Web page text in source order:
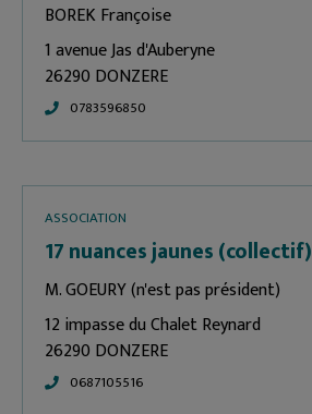
BOREK Françoise
1 avenue Jas d'Auberyne
26290 DONZERE
0783596850
ASSOCIATION
17 nuances jaunes (collectif)
M. GOEURY (n'est pas président)
12 impasse du Chalet Reynard
26290 DONZERE
0687105516